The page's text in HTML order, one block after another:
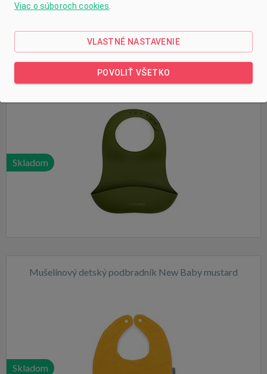
Silikónový podbradník New Baby olivovo zelený
Skladom
Mušelínový detský podbradník New Baby mustard
Skladom
Viac o súboroch cookies
VLASTNÉ NASTAVENIE
POVOLIŤ VŠETKO